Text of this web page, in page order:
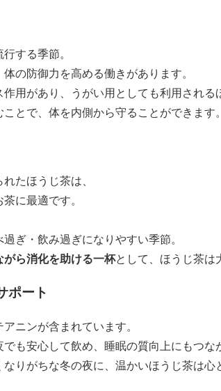
する季節。
の防御力を高める働きがあります。
用があり、うがい用としても利用される
とで、体を内側から守ることができます。
たほうじ茶は、
に最適です。
ぎ・飲み過ぎになりやすい季節。
がら消化を助ける一杯として、ほうじ茶は
ポート
ニンが含まれています。
も安心して飲め、睡眠の質向上にもつな
りがちな冬の夜に、温かいほうじ茶は心